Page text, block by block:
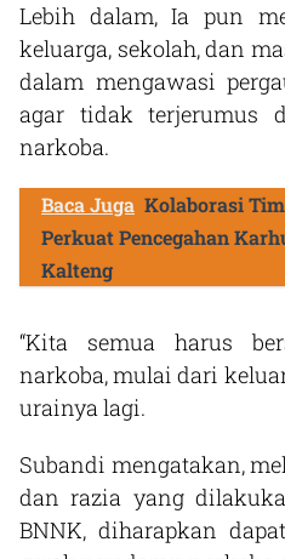
Lebih dalam, Ia pun
keluarga, sekolah, dan
dalam mengawasi
agar tidak terjerumus
narkoba.
Baca Juga Kolaborasi
Perkuat Pencegahan
Kalteng
“Kita semua harus
narkoba, mulai dari
urainya lagi.
Subandi mengatakan,
dan razia yang
BNNK, diharapkan